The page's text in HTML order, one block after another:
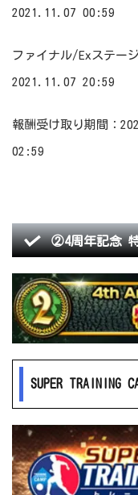
2021.11.07 00:59
ファイナル/Exステー
2021.11.07 20:59
報酬受け取り期間：
02:59
②4周年記念
SUPER TRAINING